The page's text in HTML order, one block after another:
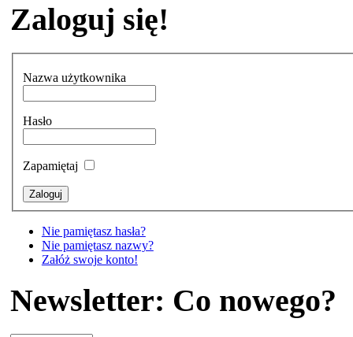
Zaloguj się!
Nazwa użytkownika
Hasło
Zapamiętaj
Nie pamiętasz hasła?
Nie pamiętasz nazwy?
Załóż swoje konto!
Newsletter: Co nowego?